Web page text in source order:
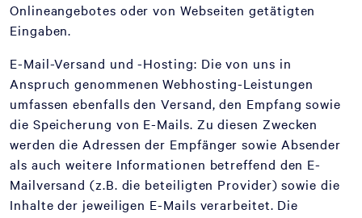
Onlineangebotes oder von Webseiten getätigten
Eingaben.
E-Mail-Versand und -Hosting: Die von uns in
Anspruch genommenen Webhosting-Leistungen
umfassen ebenfalls den Versand, den Empfang sowie
die Speicherung von E-Mails. Zu diesen Zwecken
werden die Adressen der Empfänger sowie Absender
als auch weitere Informationen betreffend den E-
Mailversand (z.B. die beteiligten Provider) sowie die
Inhalte der jeweiligen E-Mails verarbeitet. Die